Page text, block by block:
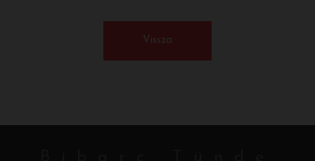
Vissza